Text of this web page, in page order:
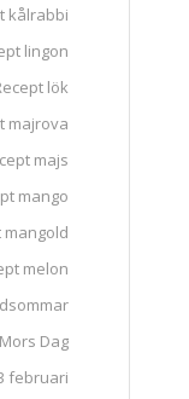
kålrabbi
lingon
lök
majrova
majs
mango
mangold
melon
Dag
februari